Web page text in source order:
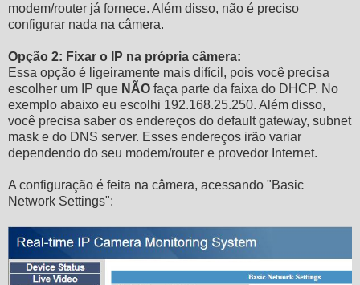
modem/router já fornece. Além disso, não é preciso
configurar nada na câmera.
Opção 2: Fixar o IP na própria câmera:
Essa opção é ligeiramente mais difícil, pois você precisa
escolher um IP que NÃO faça parte da faixa do DHCP. No
exemplo abaixo eu escolhi 192.168.25.250. Além disso,
você precisa saber os endereços do default gateway, subnet
mask e do DNS server. Esses endereços irão variar
dependendo do seu modem/router e provedor Internet.
A configuração é feita na câmera, acessando "Basic
Network Settings":